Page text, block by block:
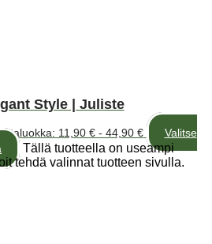
Style | Juliste
11,90 € - 44,90 €
Valitse
Tällä tuotteella on useampi
tehdä valinnat tuotteen sivulla.